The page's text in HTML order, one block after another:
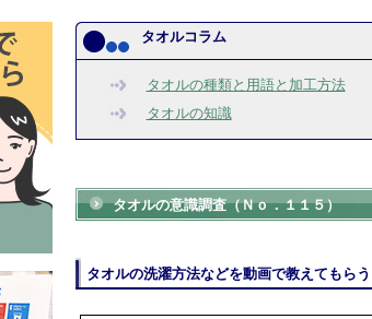
タオルコラム
タオルの種類と用語と加工方法
タオルの知識
タオルの意識調査（Ｎｏ．１１５）
タオルの洗濯方法などを動画で教えてもら